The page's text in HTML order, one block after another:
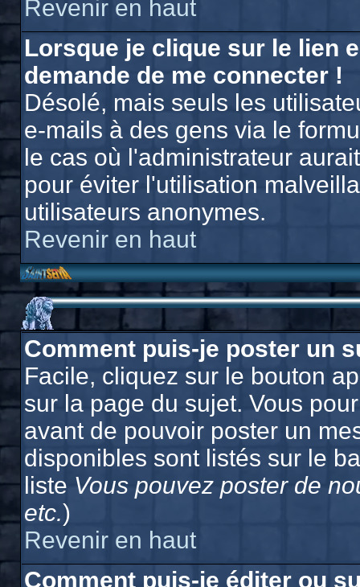
Revenir en haut
Lorsque je clique sur le lien
demande de me connecter !
Désolé, mais seuls les
e-mails à des gens via le
le cas où l'administrateur
pour éviter l'utilisation
utilisateurs anonymes.
Revenir en haut
Comment puis-je poster un
Facile, cliquez sur le bouton
sur la page du sujet. Vous
avant de pouvoir poster un
disponibles sont listés sur le
liste Vous pouvez poster de
etc.)
Revenir en haut
Comment puis-je éditer ou